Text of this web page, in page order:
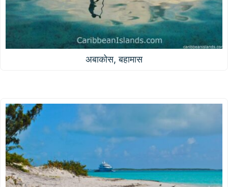
अबाकोस, बहामास